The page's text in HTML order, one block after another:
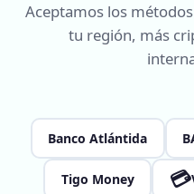
Aceptamos los
tu región, más
Banco Atlántida
Tigo Money 💳